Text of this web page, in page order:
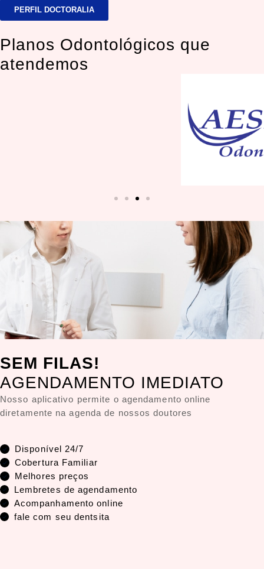
PERFIL DOCTORALIA
Planos Odontológicos que
atendemos
SEM FILAS!
AGENDAMENTO IMEDIATO
Nosso aplicativo permite o agendamento online
diretamente na agenda de nossos doutores
Disponível 24/7
Cobertura Familiar
Melhores preços
Lembretes de agendamento
Acompanhamento online
fale com seu dentsita